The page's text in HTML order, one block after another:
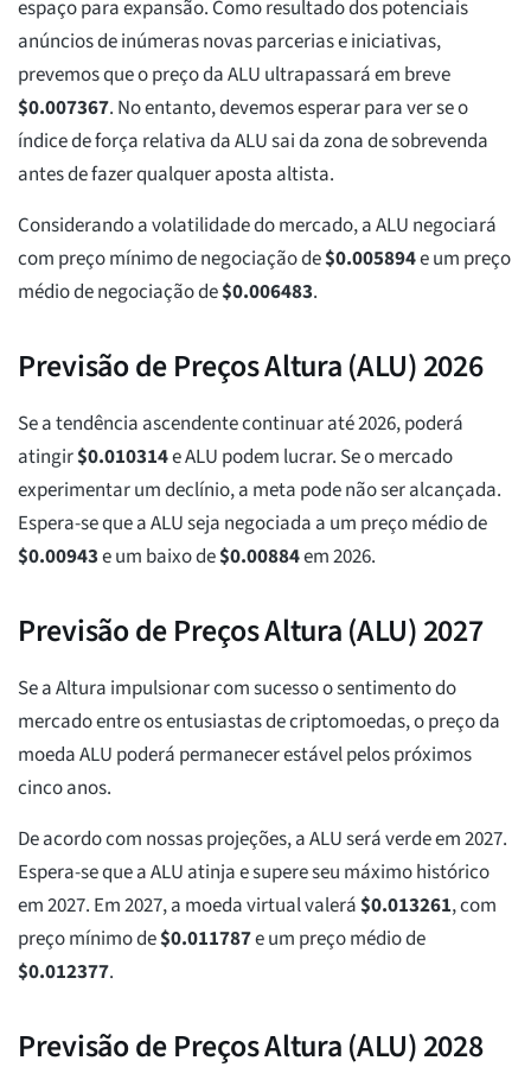
espaço para expansão. Como resultado dos potenciais
anúncios de inúmeras novas parcerias e iniciativas,
prevemos que o preço da ALU ultrapassará em breve
$0.007367. No entanto, devemos esperar para ver se o
índice de força relativa da ALU sai da zona de sobrevenda
antes de fazer qualquer aposta altista.
Considerando a volatilidade do mercado, a ALU negociará
com preço mínimo de negociação de$0.005894e um preço
médio de negociação de$0.006483.
Previsão de Preços Altura (ALU) 2026
Se a tendência ascendente continuar até 2026, poderá
atingir$0.010314e ALU podem lucrar. Se o mercado
experimentar um declínio, a meta pode não ser alcançada.
Espera-se que a ALU seja negociada a um preço médio de
$0.00943e um baixo de$0.00884em 2026.
Previsão de Preços Altura (ALU) 2027
Se a Altura impulsionar com sucesso o sentimento do
mercado entre os entusiastas de criptomoedas, o preço da
moeda ALU poderá permanecer estável pelos próximos
cinco anos.
De acordo com nossas projeções, a ALU será verde em 2027.
Espera-se que a ALU atinja e supere seu máximo histórico
em 2027. Em 2027, a moeda virtual valerá$0.013261, com
preço mínimo de$0.011787e um preço médio de
$0.012377.
Previsão de Preços Altura (ALU) 2028